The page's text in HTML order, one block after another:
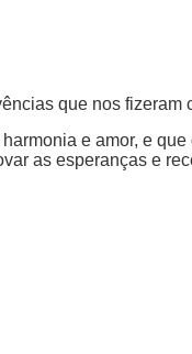
que nos
e amor, e
as esperanças e